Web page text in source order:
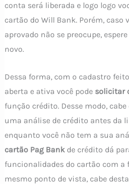
conta será liberada e logo logo
cartão do Will Bank. Porém, caso
aprovado não se preocupe,
novo.
Dessa forma, com o cadastro
aberta e ativa você pode solicitar
função crédito. Desse modo,
uma análise de crédito antes da
enquanto você não tem a sua
cartão Pag Bankde crédito dá
funcionalidades do cartão com a
mesmo ponto de vista, cabe